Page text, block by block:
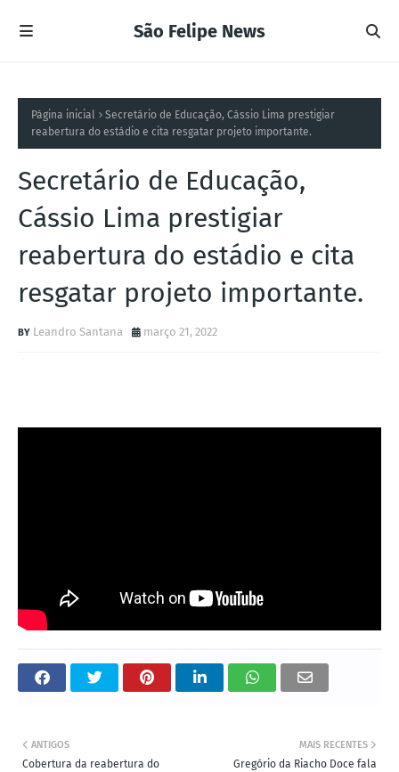
São Felipe News
Página inicial
Secretário de Educação, Cássio Lima prestigiar
reabertura do estádio e cita resgatar projeto importante.
Secretário de Educação,
Cássio Lima prestigiar
reabertura do estádio e cita
resgatar projeto importante.
Leandro Santana março 21, 2022
MAIS RECENTES
Gregório da Riacho Doce fala
ANTIGOS
Cobertura da reabertura do